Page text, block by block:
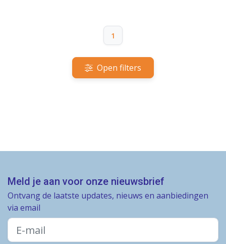
1
Open filters
Meld je aan voor onze nieuwsbrief
Ontvang de laatste updates, nieuws en aanbiedingen
via email